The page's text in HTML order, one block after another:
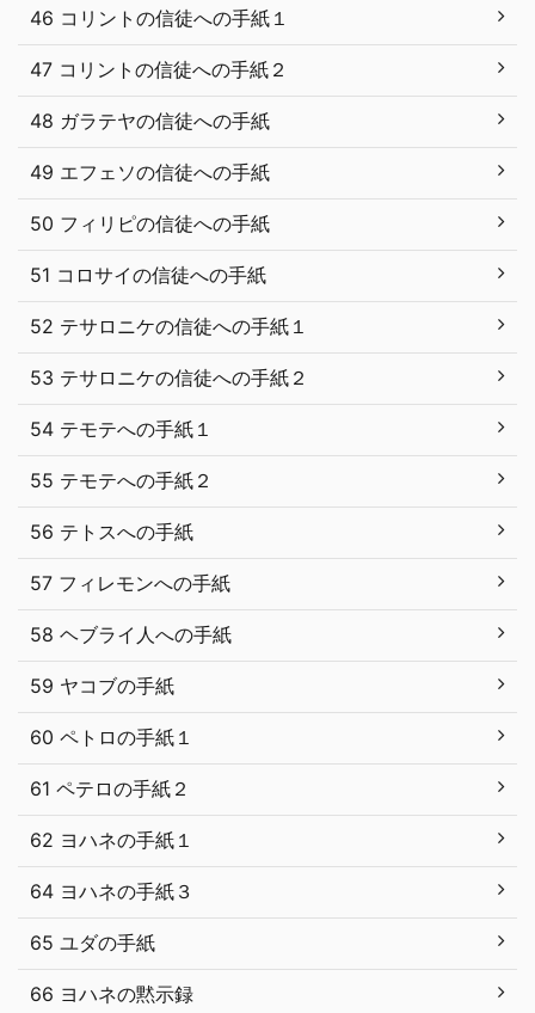
46 コリントの信徒への手紙１
47 コリントの信徒への手紙２
48 ガラテヤの信徒への手紙
49 エフェソの信徒への手紙
50 フィリピの信徒への手紙
51 コロサイの信徒への手紙
52 テサロニケの信徒への手紙１
53 テサロニケの信徒への手紙２
54 テモテへの手紙１
55 テモテへの手紙２
56 テトスへの手紙
57 フィレモンへの手紙
58 ヘブライ人への手紙
59 ヤコブの手紙
60 ペトロの手紙１
61 ペテロの手紙２
62 ヨハネの手紙１
64 ヨハネの手紙３
65 ユダの手紙
66 ヨハネの黙示録